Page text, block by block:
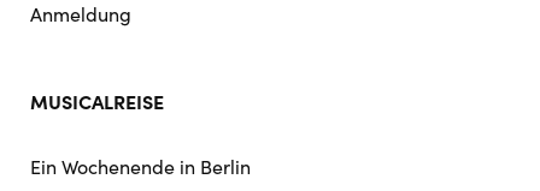
Anmeldung
MUSICALREISE
Ein Wochenende in Berlin